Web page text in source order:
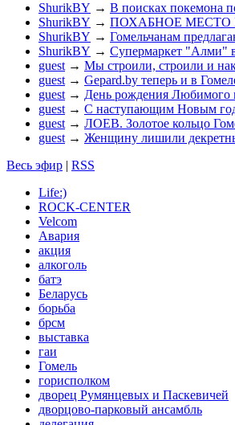
ShurikBY → В поисках покемона
ShurikBY → ПОХАБНОЕ
ShurikBY → Гомельчанам
ShurikBY → Супермаркет "Алми"
guest → Мы строили, строили и
guest → Gepard.by теперь и в
guest → День рождения Любимого
guest → С наступающим Новым
guest → ЛОЕВ. Золотое кольцо
guest → Женщину лишили
Весь эфир | RSS
Life:)
ROCK-CENTER
Velcom
Авария
акция
алкоголь
батэ
Беларусь
борьба
брсм
выставка
гаи
Гомель
горисполком
дворец Румянцевых и Паскевичей
дворцово-парковый ансамбль